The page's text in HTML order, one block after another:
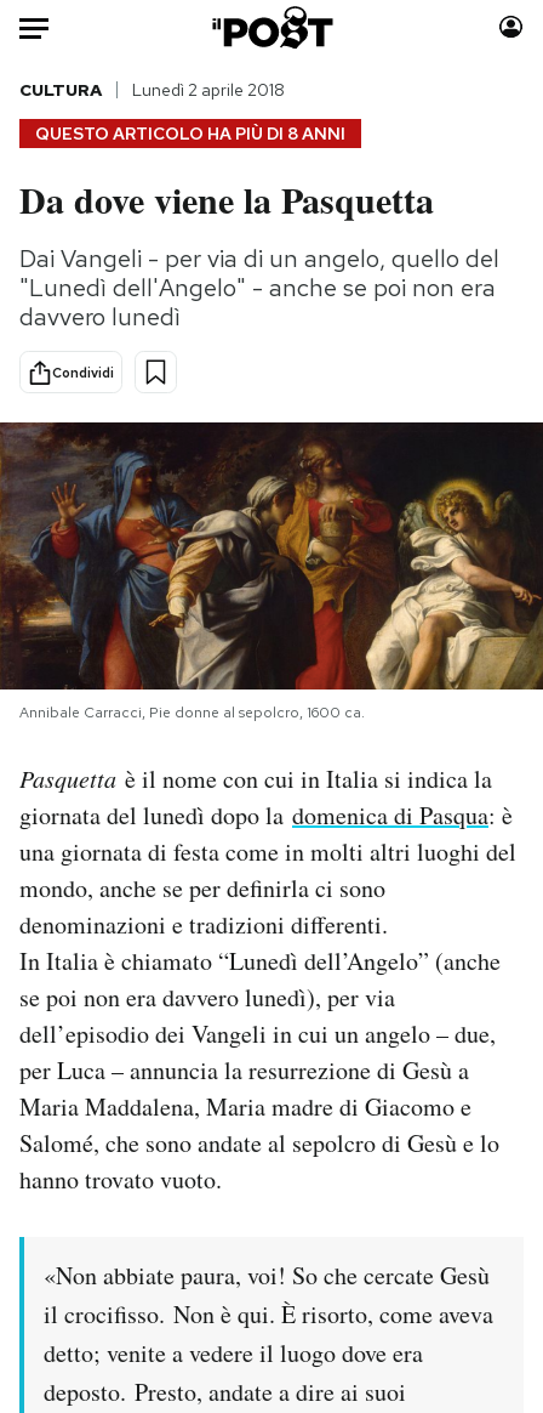
Auto
HOME
Italia
Politica
Tecnologia
Scienza
Economia
Sport
Moda
Consumismi
Storie/Idee
Altrecose
Mondiali calcio 2026
PODCAST
NEWSLETTER
AREA PERSONALE
Area Personale
Newsletter
Notifiche mobile
Regala il Post
Hai bisogno di aiuto?
QUESTO ARTICOLO HA PIÙ DI 8 ANNI
CULTURA Lunedì 2 aprile 2018
Da dove viene la Pasquetta
Dai Vangeli - per via di un angelo, quello del
"Lunedì dell'Angelo" - anche se poi non era
davvero lunedì
Condividi
Annibale Carracci, Pie donne al sepolcro, 1600 ca.
Pasquetta è il nome con cui in Italia si indica la
giornata del lunedì dopo la domenica di Pasqua: è
una giornata di festa come in molti altri luoghi del
mondo, anche se per definirla ci sono
denominazioni e tradizioni differenti.
In Italia è chiamato “Lunedì dell’Angelo” (anche
se poi non era davvero lunedì), per via
dell’episodio dei Vangeli in cui un angelo – due,
per Luca – annuncia la resurrezione di Gesù a
Maria Maddalena, Maria madre di Giacomo e
Salomé, che sono andate al sepolcro di Gesù e lo
hanno trovato vuoto.
«Non abbiate paura, voi! So che cercate Gesù
il crocifisso. Non è qui. È risorto, come aveva
detto; venite a vedere il luogo dove era
deposto. Presto, andate a dire ai suoi